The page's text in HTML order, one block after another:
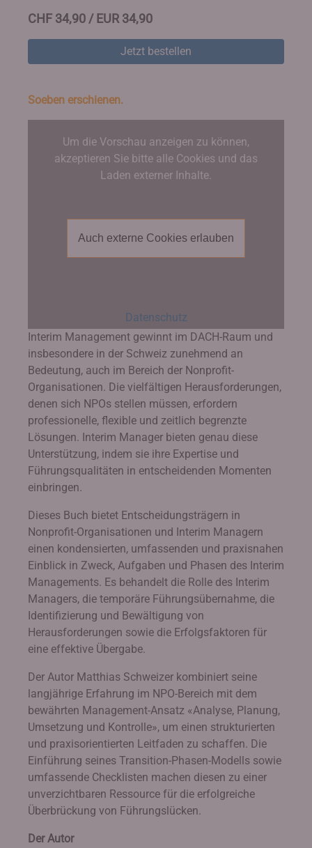
CHF 34,90 / EUR 34,90
Jetzt bestellen
Soeben erschienen.
Um die Vorschau anzeigen zu können,
akzeptieren Sie bitte alle Cookies und das
Laden externer Inhalte.
Auch externe Cookies erlauben
Datenschutz
Interim Management gewinnt im DACH-Raum und
insbesondere in der Schweiz zunehmend an
Bedeutung, auch im Bereich der Nonprofit-
Organisationen. Die vielfältigen Herausforderungen,
denen sich NPOs stellen müssen, erfordern
professionelle, flexible und zeitlich begrenzte
Lösungen. Interim Manager bieten genau diese
Unterstützung, indem sie ihre Expertise und
Führungsqualitäten in entscheidenden Momenten
einbringen.
Dieses Buch bietet Entscheidungsträgern in
Nonprofit-Organisationen und Interim Managern
einen kondensierten, umfassenden und praxisnahen
Einblick in Zweck, Aufgaben und Phasen des Interim
Managements. Es behandelt die Rolle des Interim
Managers, die temporäre Führungsübernahme, die
Identifizierung und Bewältigung von
Herausforderungen sowie die Erfolgsfaktoren für
eine effektive Übergabe.
Der Autor Matthias Schweizer kombiniert seine
langjährige Erfahrung im NPO-Bereich mit dem
bewährten Management-Ansatz «Analyse, Planung,
Umsetzung und Kontrolle», um einen strukturierten
und praxisorientierten Leitfaden zu schaffen. Die
Einführung seines Transition-Phasen-Modells sowie
umfassende Checklisten machen diesen zu einer
unverzichtbaren Ressource für die erfolgreiche
Überbrückung von Führungslücken.
Der Autor